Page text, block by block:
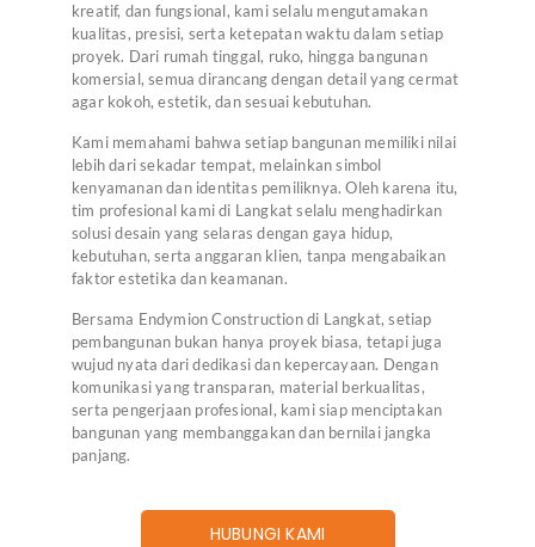
kreatif, dan fungsional, kami selalu mengutamakan
kualitas, presisi, serta ketepatan waktu dalam setiap
proyek. Dari rumah tinggal, ruko, hingga bangunan
komersial, semua dirancang dengan detail yang cermat
agar kokoh, estetik, dan sesuai kebutuhan.
Kami memahami bahwa setiap bangunan memiliki nilai
lebih dari sekadar tempat, melainkan simbol
kenyamanan dan identitas pemiliknya. Oleh karena itu,
tim profesional kami di Langkat selalu menghadirkan
solusi desain yang selaras dengan gaya hidup,
kebutuhan, serta anggaran klien, tanpa mengabaikan
faktor estetika dan keamanan.
Bersama Endymion Construction di Langkat, setiap
pembangunan bukan hanya proyek biasa, tetapi juga
wujud nyata dari dedikasi dan kepercayaan. Dengan
komunikasi yang transparan, material berkualitas,
serta pengerjaan profesional, kami siap menciptakan
bangunan yang membanggakan dan bernilai jangka
panjang.
HUBUNGI KAMI